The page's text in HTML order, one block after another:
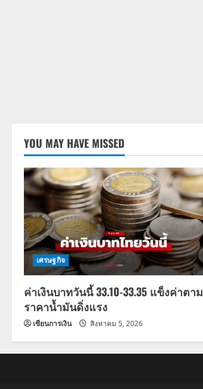
YOU MAY HAVE MISSED
เศรษฐกิจ
ค่าเงินบาทวันนี้ 33.10-33.35 แข็งค่าตาม
ราคาน้ำมันดิ่งแรง
เซียนการเงิน สิงหาคม 5, 2026